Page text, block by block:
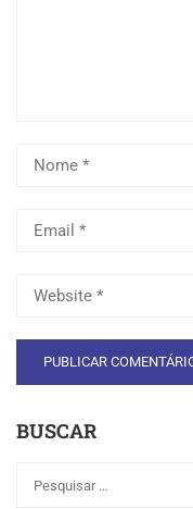
BUSCAR